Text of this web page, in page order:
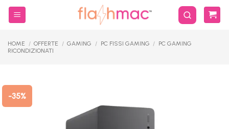
Salta
HOME / OFFERTE / GAMING / PC FISSI GAMING / PC GAMING
RICONDIZIONATI
-35%